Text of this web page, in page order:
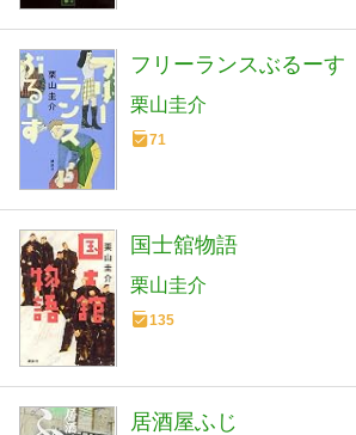
フリーランスぶるーす
栗山圭介
71
国士舘物語
栗山圭介
135
居酒屋ふじ